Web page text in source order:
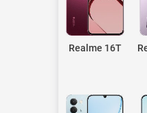
Realme 16T